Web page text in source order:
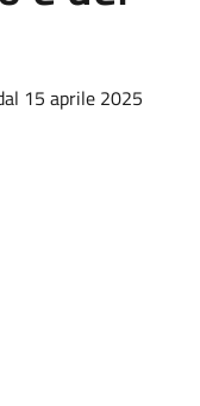
15 aprile 2025